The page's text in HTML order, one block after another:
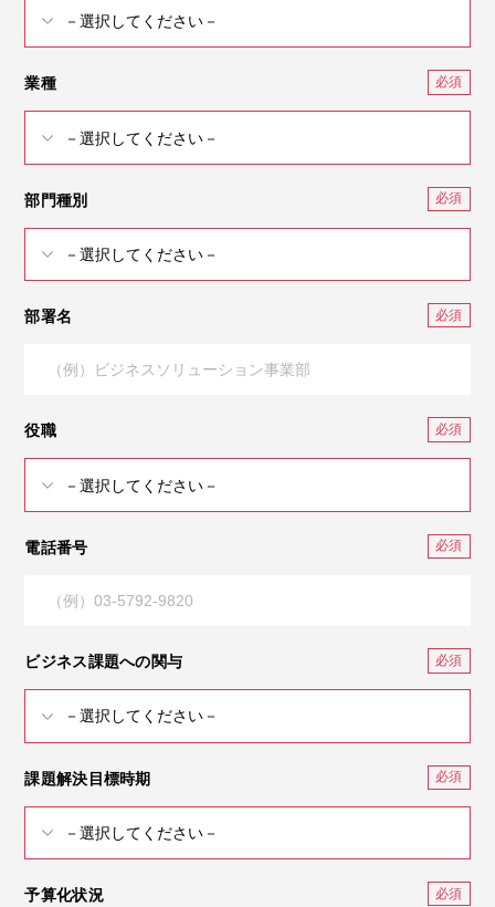
業種
部門種別
部署名
役職
電話番号
ビジネス課題への関与
課題解決目標時期
予算化状況